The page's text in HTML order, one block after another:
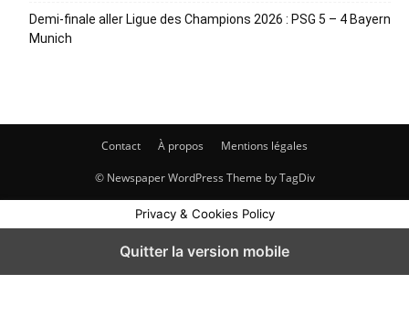
Demi-finale aller Ligue des Champions 2026 : PSG 5 – 4 Bayern
Munich
Contact À propos Mentions légales
© Newspaper WordPress Theme by TagDiv
Privacy & Cookies Policy
Quitter la version mobile